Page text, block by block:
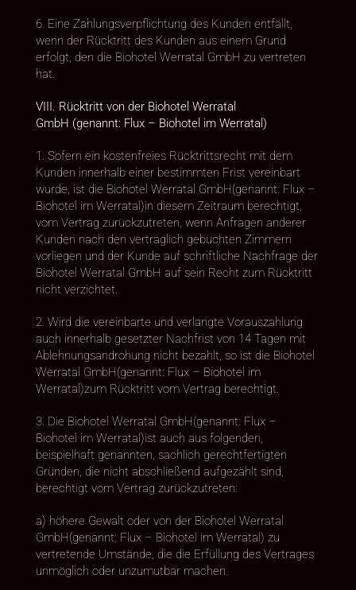
6. Eine Zahlungsverpflichtung des Kunden entfällt,
wenn der Rücktritt des Kunden aus einem Grund
erfolgt, den die Biohotel Werratal GmbH zu vertreten
hat.
VIII. Rücktritt von der Biohotel Werratal
GmbH (genannt: Flux – Biohotel im Werratal)
1. Sofern ein kostenfreies Rücktrittsrecht mit dem
Kunden innerhalb einer bestimmten Frist vereinbart
wurde, ist die Biohotel Werratal GmbH(genannt: Flux –
Biohotel im Werratal)in diesem Zeitraum berechtigt,
vom Vertrag zurückzutreten, wenn Anfragen anderer
Kunden nach den vertraglich gebuchten Zimmern
vorliegen und der Kunde auf schriftliche Nachfrage der
Biohotel Werratal GmbH auf sein Recht zum Rücktritt
nicht verzichtet.
2. Wird die vereinbarte und verlangte Vorauszahlung
auch innerhalb gesetzter Nachfrist von 14 Tagen mit
Ablehnungsandrohung nicht bezahlt, so ist die Biohotel
Werratal GmbH(genannt: Flux – Biohotel im
Werratal)zum Rücktritt vom Vertrag berechtigt.
3. Die Biohotel Werratal GmbH(genannt: Flux –
Biohotel im Werratal)ist auch aus folgenden,
beispielhaft genannten, sachlich gerechtfertigten
Gründen, die nicht abschließend aufgezählt sind,
berechtigt vom Vertrag zurückzutreten:
a) höhere Gewalt oder von der Biohotel Werratal
GmbH(genannt: Flux – Biohotel im Werratal) zu
vertretende Umstände, die die Erfüllung des Vertrages
unmöglich oder unzumutbar machen.